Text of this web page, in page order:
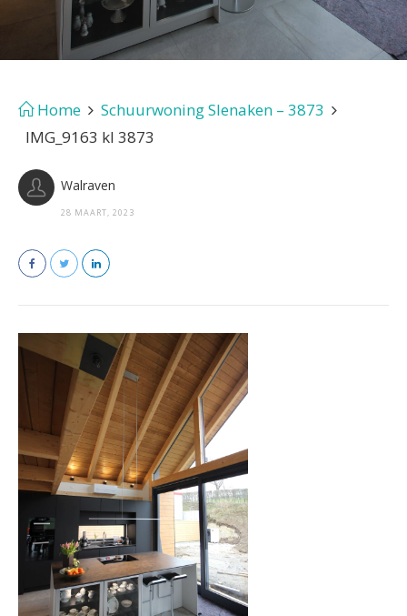
Home
Schuurwoning Slenaken – 3873
IMG_9163 kl 3873
Walraven
28 MAART, 2023